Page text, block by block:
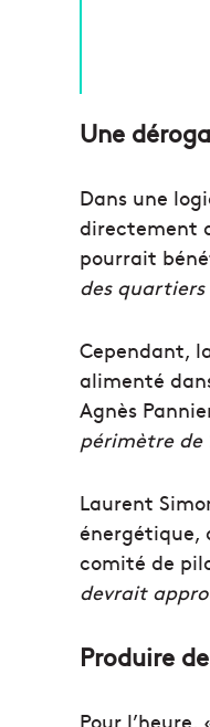
Une
Dans une
directement
pourrait
des quartiers
Cependant,
alimenté
Agnès
périmètre de
Laurent
énergétique,
comité de
devrait
Produire
Pour l’heure,